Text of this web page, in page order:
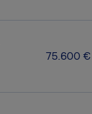
75.600 €